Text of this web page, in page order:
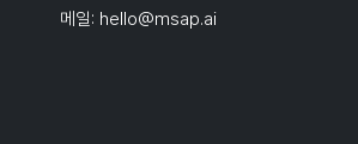
메일: hello@msap.ai